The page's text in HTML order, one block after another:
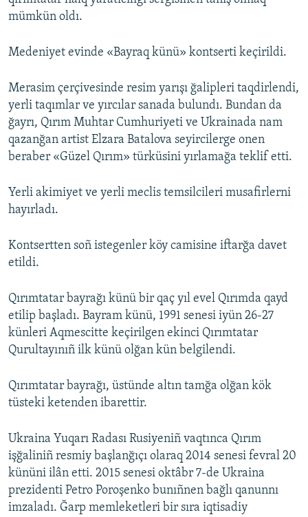
mümkün oldı.
Medeniyet evinde «Bayraq künü» kontserti keçirildi.
Merasim çerçivesinde resim yarışı ğalipleri taqdirlendi,
yerli taqımlar ve yırcılar sanada bulundı. Bundan da
ğayrı, Qırım Muhtar Cumhuriyeti ve Ukrainada nam
qazanğan artist Elzara Batalova seyircilerge onen
beraber «Güzel Qırım» türküsini yırlamağa teklif etti.
Yerli akimiyet ve yerli meclis temsilcileri musafirlerni
hayırladı.
Kontsertten soñ istegenler köy camisine iftarğa davet
etildi.
Qırımtatar bayrağı künü bir qaç yıl evel Qırımda qayd
etilip başladı. Bayram künü, 1991 senesi iyün 26-27
künleri Aqmescitte keçirilgen ekinci Qırımtatar
Qurultayınıñ ilk künü olğan kün belgilendi.
Qırımtatar bayrağı, üstünde altın tamğa olğan kök
tüsteki ketenden ibarettir.
Ukraina Yuqarı Radası Rusiyeniñ vaqtınca Qırım
işğaliniñ resmiy başlanğıçı olaraq 2014 senesi fevral 20
kününi ilân etti. 2015 senesi oktâbr 7-de Ukraina
prezidenti Petro Poroşenko bunıñnen bağlı qanunnı
imzaladı. Ğarp memleketleri bir sıra iqtisadiy